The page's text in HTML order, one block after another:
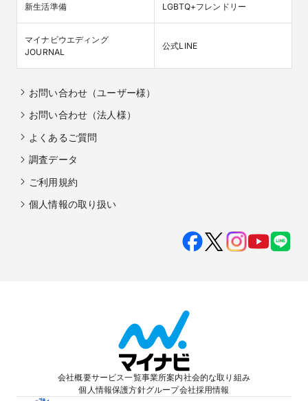
新生活準備 LGBTQ+フレンドリー
マイナビウエディング
JOURNAL
公式LINE
お問い合わせ（ユーザー様）
お問い合わせ（法人様）
よくあるご質問
調査データ
ご利用規約
個人情報の取り扱い
会社概要サービス一覧事業所案内社会的な取り組み
個人情報保護方針グループ会社採用情報